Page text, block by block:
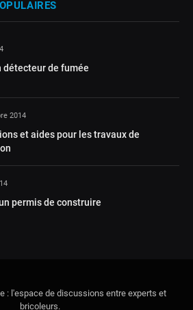
détecteur de fumée
2014
et aides pour les travaux de
permis de construire
: l'espace de discussions entre experts et
bricoleurs.